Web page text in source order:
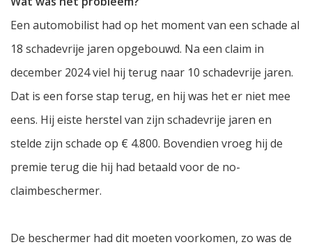
Een automobilist had op het moment van een schade al
18 schadevrije jaren opgebouwd. Na een claim in
december 2024 viel hij terug naar 10 schadevrije jaren.
Dat is een forse stap terug, en hij was het er niet mee
eens. Hij eiste herstel van zijn schadevrije jaren en
stelde zijn schade op € 4.800. Bovendien vroeg hij de
premie terug die hij had betaald voor de no-
claimbeschermer.
De beschermer had dit moeten voorkomen, zo was de